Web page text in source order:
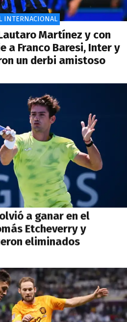
INTERNACIONAL
Martínez y con
a Franco Baresi, Inter y
un derbi amistoso
a ganar en el
Etcheverry y
eliminados